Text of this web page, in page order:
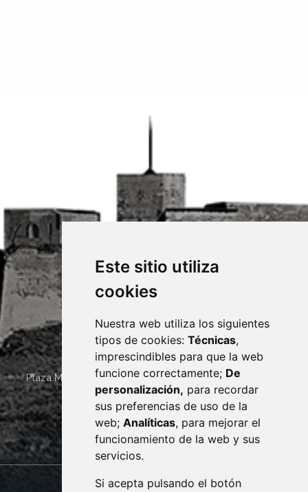
Este sitio utiliza
cookies
Nuestra web utiliza los siguientes
tipos de cookies: Técnicas,
imprescindibles para que la web
funcione correctamente; De
personalización, para recordar
sus preferencias de uso de la
web; Analíticas, para mejorar el
funcionamiento de la web y sus
servicios.
Si acepta pulsando el botón
Plaza Mayor 4 22400 MONZÓN - ARAGÓN (ESPAÑA)
· (34) 974 400 700 ·
sac@monzon.es
monzon.es